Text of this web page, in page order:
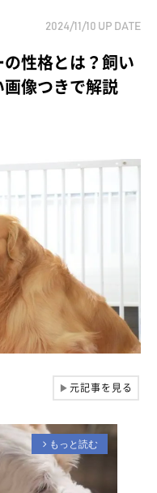
2024/11/10 UP DATE
性格とは？飼い
像つきで解説
▶元記事を見る
arrow_forward_ios もっと読む